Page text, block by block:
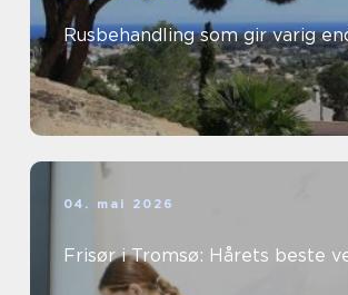
Rusbehandling som gir varig
04. mai 2026
Frisør i Tromsø: Hårets beste